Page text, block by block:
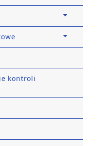
kontroli